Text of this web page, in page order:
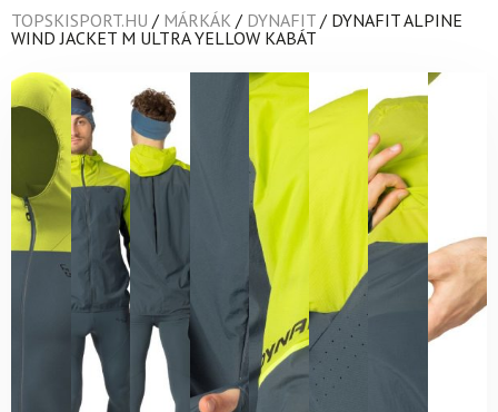
TOPSKISPORT.HU / MÁRKÁK / DYNAFIT / DYNAFIT ALPINE
WIND JACKET M ULTRA YELLOW KABÁT